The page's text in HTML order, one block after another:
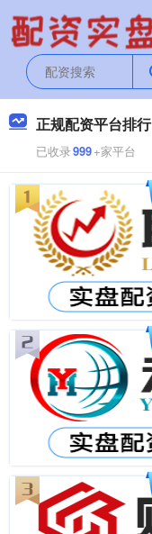
正规配资平台排行
已收录999+家平台